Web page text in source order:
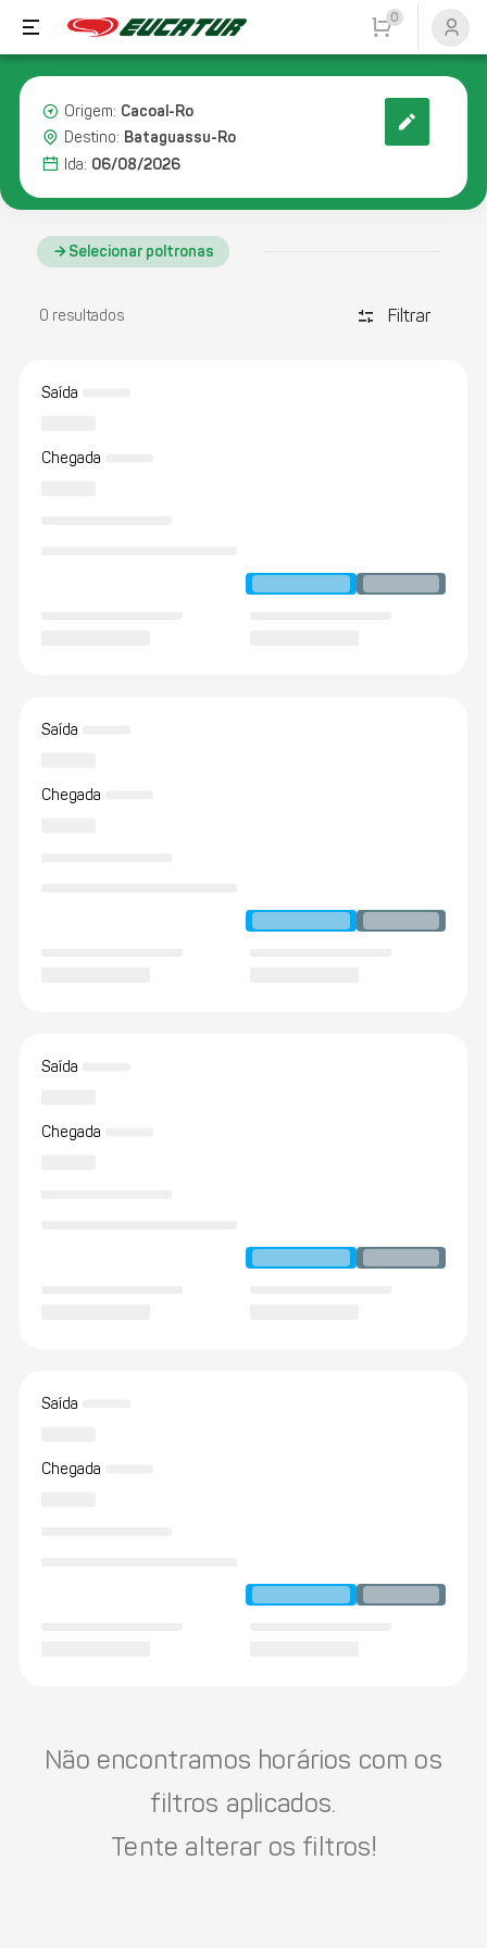
0
Origem: Cacoal-Ro
Destino: Bataguassu-Ro
Ida: 06/08/2026
Selecionar poltronas
0 resultados discover_tune Filtrar
Saída
Chegada
Saída
Chegada
Saída
Chegada
Saída
Chegada
Não encontramos horários com os
filtros aplicados.
Tente alterar os filtros!